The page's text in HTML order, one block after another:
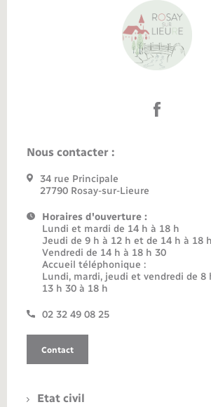
Nous contacter :
34 rue Principale
27790 Rosay-sur-Lieure
Horaires d'ouverture :
Lundi et mardi de 14 h à 18 h
Jeudi de 9 h à 12 h et de 14 h à 18 h
Vendredi de 14 h à 18 h 30
Accueil téléphonique :
Lundi, mardi, jeudi et vendredi de 8
13 h 30 à 18 h
02 32 49 08 25
Contact
Etat civil